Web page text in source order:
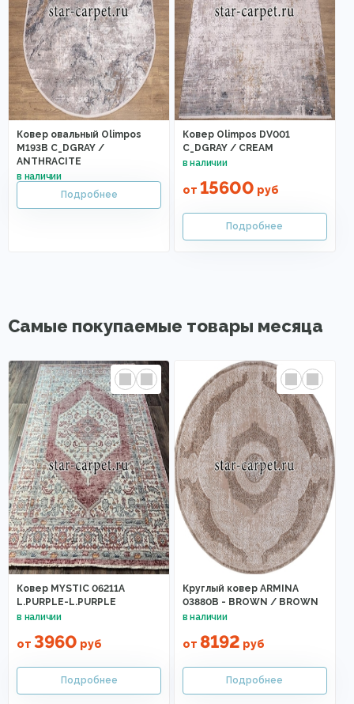
Ковер овальный Olimpos
M193B C_DGRAY /
ANTHRACITE
Ковер Olimpos DV001
C_DGRAY / CREAM
от 15600 руб
Самые покупаемые товары месяца
Ковер MYSTIC 06211A
L.PURPLE-L.PURPLE
от 3960 руб
Круглый ковер ARMINA
03880B - BROWN / BROWN
от 8192 руб